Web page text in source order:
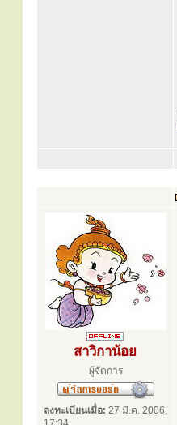
สาวิกาน้อย
ผู้จัดการ
ลงทะเบียนเมื่อ: 27 มี.ค. 2006,